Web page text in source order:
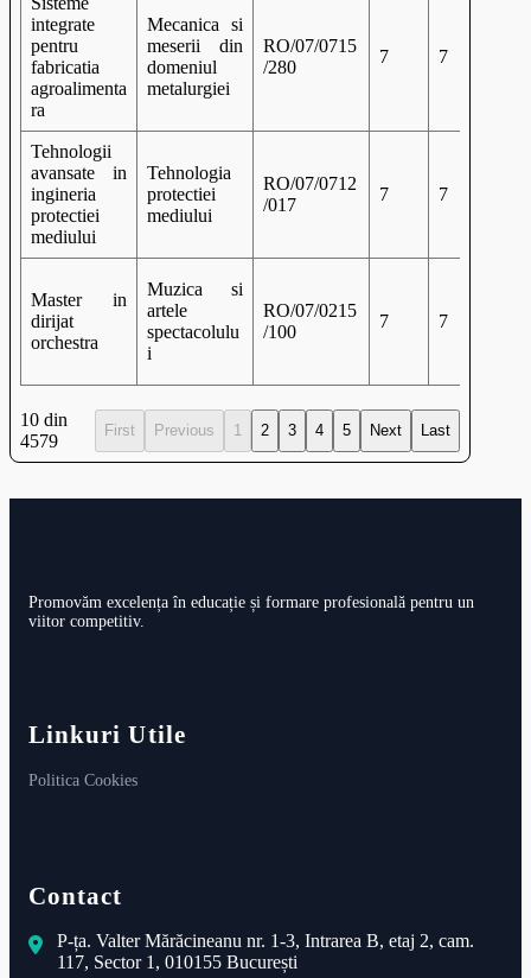
integrate
pentru
fabricatia
agroalimenta
ra
Mecanica si
meserii din
domeniul
metalurgiei
RO/07/0715
/280
7 7
Tehnologii
avansate in
ingineria
protectiei
mediului
Tehnologia
protectiei
mediului
RO/07/0712
/017
7 7
Master in
dirijat
orchestra
Muzica si
artele
spectacolulu
i
RO/07/0215
/100
7 7
10 din
4579
First Previous 1 2 3 4 5 Next Last
Promovăm excelența în educație și formare profesională pentru un
viitor competitiv.
Linkuri Utile
Politica Cookies
Contact
P-ța. Valter Mărăcineanu nr. 1-3, Intrarea B, etaj 2, cam.
117, Sector 1, 010155 București